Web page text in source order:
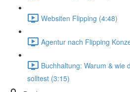
Websiten Flipping (4:48)
Agentur nach Flipping
Buchhaltung: Warum & wie
solltest (3:15)